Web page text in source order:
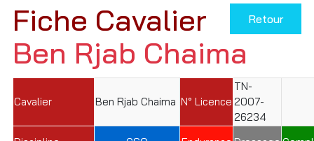
Retour
Fiche Cavalier
Ben Rjab Chaima
Cavalier Ben Rjab Chaima N° Licence
TN-
2007-
26234